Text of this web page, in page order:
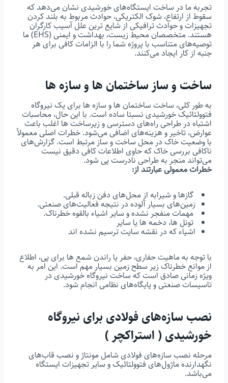
تجربه ما در ساخت ایستگاه‌های خورشیدی نشان می‌دهد که
سقوط از ارتفاع، شوک الکتریکی، حوادث مربوط به بلند کردن
تجهیزات و حوادث ترافیکی از شایع ترین علل آسیب کارگران
هستند. متخصصان محیط زیست، بهداشت و ایمنی (EHS) ما
توصیه‌های متناسب با پروژه شما را با الزامات کافی برای هر
جنبه از کار ایجاد می‌کنند.
ساخت و ساز ساختمان ها و سازه ها
به طور کلی، ساخت ساختمان ها و سازه ها برای یک نیروگاه
فتوولتائیک خورشیدی نسبتا ساده است. با این حال، محاسبات
اشتباه در طراحی راه‌های دسترسی و زیرساخت ها اغلب باعث
عوارض، تاخیر و هزینه‌های اضافی می‌شود. خطرات اصلی معمولاً
با وضعیت خاک در محل ساخت و ساز مرتبط است. گزارش‌های
ناکافی بررسی خاک که حاوی اطلاعات کافی دقیق نیست
می‌تواند منجر به طراحی نادرست پی شود.
خطرات معمولی عبارتند از:
گازها و شیرابه از محل‌های دفن زباله قبلی.
زمین‌های بسیار آلوده در نتیجه فعالیت‌های صنعتی.
مهمات منفجر نشده و سایر اشیاء بالقوه خطرناک.
تونل ها، دخمه ها یا سایر
اشیاء که در نقشه سایت ترسیم نشده اند
با توجه به ماهیت حفاری، حفر یا راندن شمع ها برای پی، اطلاع
از موانع خطرناک زیر سطح زمین بسیار مهم است. این امر به
ویژه زمانی صادق است که ساخت نیروگاه خورشیدی در
تاسیسات صنعتی و پایگاه‌های نظامی انجام شود.
نصب سازه‌های فولادی برای نیروگاه
خورشیدی ( استراکچر)
مرحله نصب سازه‌های فولادی شامل مونتاژ و نصب قاب‌های
نگهدارنده ماژول‌های فتوولتائیک و سایر تجهیزات ایستگاه
می‌باشد.